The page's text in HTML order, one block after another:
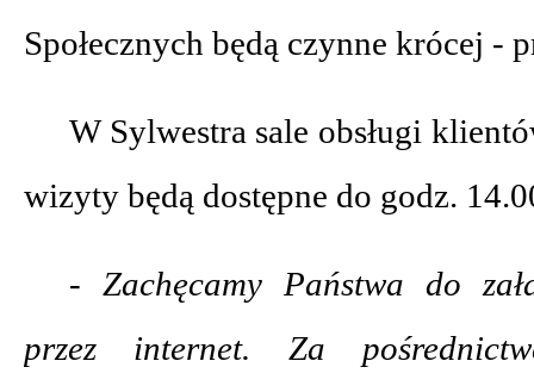
Społecznych będą czynne krócej -
W Sylwestra sale obsługi
wizyty będą dostępne do godz.
- Zachęcamy Państwa do
przez internet. Za